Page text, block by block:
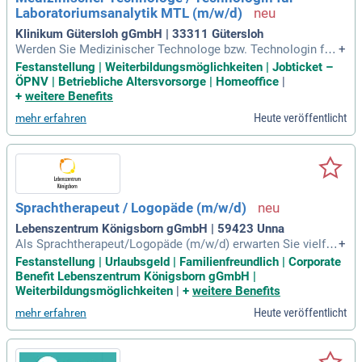
Laboratoriumsanalytik MTL (m/w/d)
Klinikum Gütersloh gGmbH | 33311 Gütersloh
Werden Sie Medizinischer Technologe bzw. Technologin für
Laboratoriumsanalytik (MTL) in Voll- oder Teilzeit. In dieser
anspruchsvollen Position sind Sie verantwortlich für die Dur
chführung von Untersuchungen in klinischer Chemie, Immun
Blutgruppenbestimmungen, Validierung, Gerätewartung und
Qualitätskontrollen. Wir bieten Ihnen ein kreatives Arbeitsu
mfeld, das Ihnen großen Gestaltungsspielraum lässt. Die Ve
rgütung erfolgt nach TVöD mit einer arbeitgeberfinanzierten
Altersvorsorge. Profitieren Sie zudem von umfassenden For
t- und Weiterbildungsmöglichkeiten.
+
Festanstellung | Weiterbildungsmöglichkeiten | Jobticket –
ÖPNV | Betriebliche Altersvorsorge | Homeoffice |
+ weitere Benefits
mehr erfahren Heute veröffentlicht
Sprachtherapeut / Logopäde (m/w/d)
Lebenszentrum Königsborn gGmbH | 59423 Unna
Als Sprachtherapeut/Logopäde (m/w/d) erwarten Sie vielfäl
tige Aufgaben, darunter die Diagnostik mit standardisierten
Testverfahren und die Durchführung von Einzel- und Gruppen
therapien. Sie erstellen individuelle Behandlungskonzepte i
t. Ihr Profil umfasst eine abgeschlossene Ausbildung und kli
nische Erfahrungen mit sprachlichen Entwicklungsdyspraxie
n. Sie haben Interesse an Dysphagien und sind teamfähig, w
+
Festanstellung | Urlaubsgeld | Familienfreundlich | Corporate
Benefit Lebenszentrum Königsborn gGmbH |
Weiterbildungsmöglichkeiten
+ weitere Benefits
mehr erfahren Heute veröffentlicht